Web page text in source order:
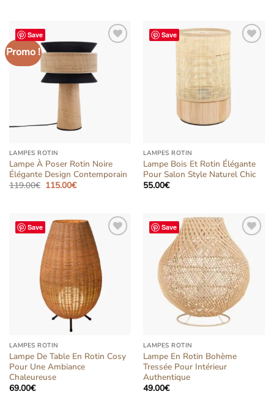
Save
Promo !
LAMPES ROTIN
Lampe À Poser Rotin Noire
Élégante Design Contemporain
119.00€ Le
119.00€.
115.00€Le
115.00€.
Save
LAMPES ROTIN
Lampe Bois Et Rotin Élégante
Pour Salon Style Naturel Chic
55.00€
Save
à la liste
d’envies
LAMPES ROTIN
Lampe De Table En Rotin Cosy
Pour Une Ambiance
Chaleureuse
69.00€
Save
Ajouter
à la liste
d’envies
LAMPES ROTIN
Lampe En Rotin Bohème
Tressée Pour Intérieur
Authentique
49.00€